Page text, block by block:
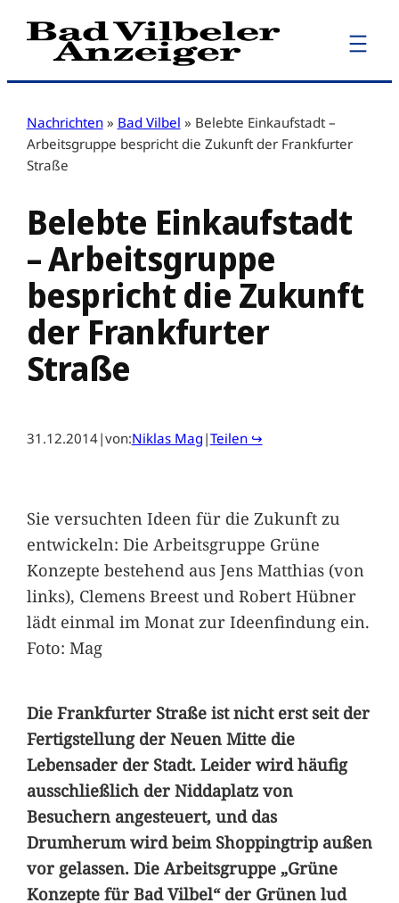
Zum
Inhalt
Nachrichten » Bad Vilbel » Belebte Einkaufstadt –
Arbeitsgruppe bespricht die Zukunft der Frankfurter
Straße
Belebte Einkaufstadt
– Arbeitsgruppe
bespricht die Zukunft
der Frankfurter
Straße
31.12.2014|von:Niklas Mag |Teilen ↪
Sie versuchten Ideen für die Zukunft zu
entwickeln: Die Arbeitsgruppe Grüne
Konzepte bestehend aus Jens Matthias (von
links), Clemens Breest und Robert Hübner
lädt einmal im Monat zur Ideenfindung ein.
Foto: Mag
Die Frankfurter Straße ist nicht erst seit der
Fertigstellung der Neuen Mitte die
Lebensader der Stadt. Leider wird häufig
ausschließlich der Niddaplatz von
Besuchern angesteuert, und das
Drumherum wird beim Shoppingtrip außen
vor gelassen. Die Arbeitsgruppe „Grüne
Konzepte für Bad Vilbel“ der Grünen lud